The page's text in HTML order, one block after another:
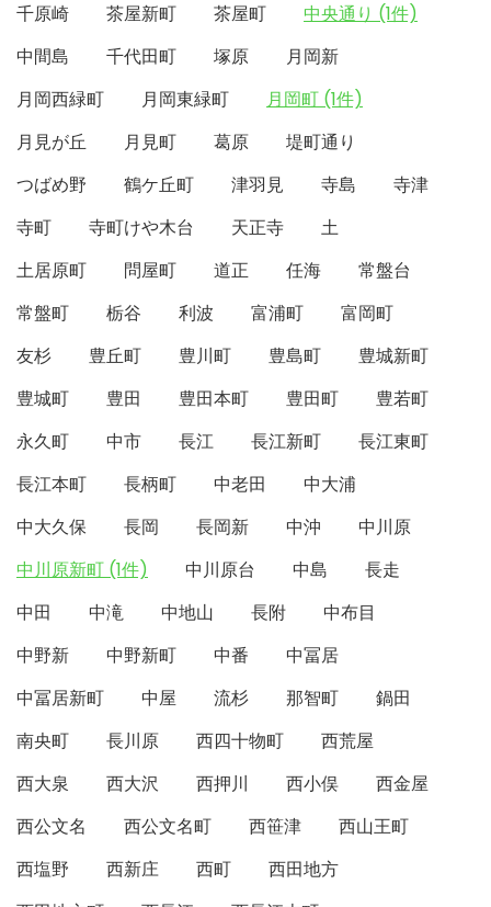
千原崎
茶屋新町 茶屋町
中央通り (1件)
中間島
千代田町 塚原
月岡新
月岡西緑町
月岡東緑町
月岡町 (1件)
月見が丘
月見町 葛原
堤町通り
つばめ野
鶴ケ丘町 津羽見 寺島
寺津
寺町
寺町けや木台 天正寺
土
土居原町
問屋町 道正 任海
常盤台
常盤町
栃谷 利波 富浦町
富岡町
友杉
豊丘町 豊川町 豊島町
豊城新町
豊城町
豊田 豊田本町 豊田町
豊若町
永久町
中市 長江 長江新町
長江東町
長江本町
長柄町 中老田
中大浦
中大久保
長岡 長岡新 中沖
中川原
中川原新町 (1件)
中川原台 中島
長走
中田
中滝 中地山 長附
中布目
中野新
中野新町 中番
中冨居
中冨居新町
中屋 流杉 那智町
鍋田
南央町
長川原 西四十物町
西荒屋
西大泉
西大沢 西押川 西小俣
西金屋
西公文名
西公文名町 西笹津
西山王町
西塩野
西新庄 西町
西田地方